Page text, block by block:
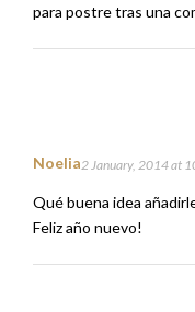
para postre tras una
Noelia2 January, 2014 at
Qué buena idea
Feliz año nuevo!